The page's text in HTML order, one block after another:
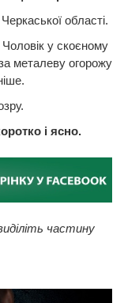
області.
у скоєному
металеву огорожу
і ясно.
частину